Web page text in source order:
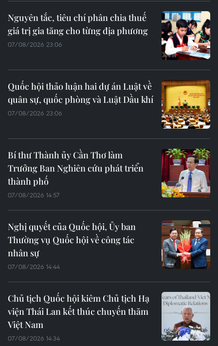
Nguyên tắc, tiêu chí phân chia thuế
giá trị gia tăng cho từng địa phương
07/08/2026 23:06
Quốc hội thảo luận hai dự án Luật về
quân sự, quốc phòng và Luật Dầu khí
07/08/2026 23:06
Bí thư Thành ủy Cần Thơ làm
Trưởng Ban Nghiên cứu phát triển
thành phố
07/08/2026 14:57
Nghị quyết của Quốc hội, Ủy ban
Thường vụ Quốc hội về công tác
nhân sự
07/08/2026 14:44
Chủ tịch Quốc hội kiêm Chủ tịch Hạ
viện Thái Lan kết thúc chuyến thăm
Việt Nam
07/08/2026 14:34